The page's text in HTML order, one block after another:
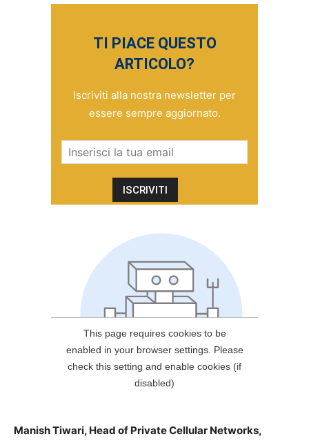
TI PIACE QUESTO
ARTICOLO?
Iscriviti alla nostra newsletter per
essere sempre aggiornato.
Manish Tiwari, Head of Private Cellular Networks,